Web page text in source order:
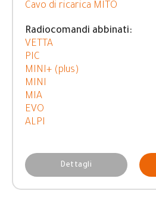
Cavo di ricarica MITO
Radiocomandi abbinati:
VETTA
PIC
MINI+ (plus)
MINI
MIA
EVO
ALPI
Dettagli